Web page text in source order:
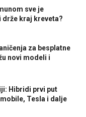
sve je
kraj kreveta?
za besplatne
novi modeli i
Hibridi prvi put
Tesla i dalje